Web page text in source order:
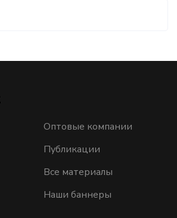
Оптовые компании
Публикации
Все материалы
Наши баннеры